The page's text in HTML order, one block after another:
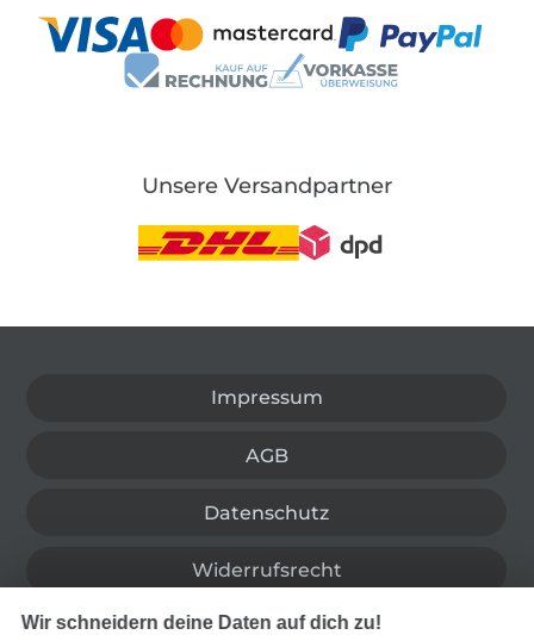
Unsere Versandpartner
Impressum
AGB
Datenschutz
Widerrufsrecht
Kontakt
Wir schneidern deine Daten auf dich zu!